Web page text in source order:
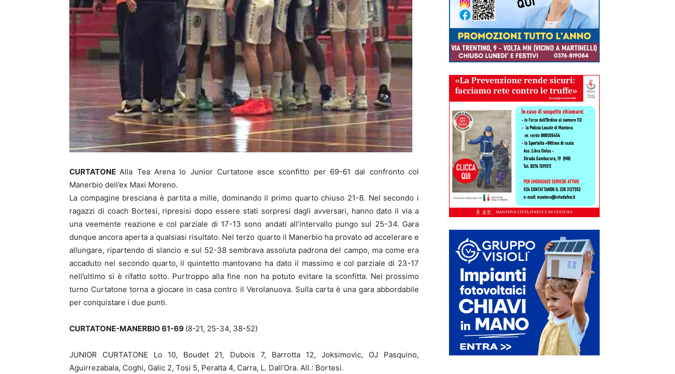
CURTATONEAlla Tea Arena lo Junior Curtatone esce sconfitto per 69-61 dal confronto col
Manerbio dell’ex Maxi Moreno.
La compagine bresciana è partita a mille, dominando il primo quarto chiuso 21-8. Nel secondo i
ragazzi di coach Bortesi, ripresisi dopo essere stati sorpresi dagli avversari, hanno dato il via a
una veemente reazione e col parziale di 17-13 sono andati all’intervallo pungo sul 25-34. Gara
dunque ancora aperta a qualsiasi risultato. Nel terzo quarto il Manerbio ha provato ad accelerare e
allungare, ripartendo di slancio e sul 52-38 sembrava assoluta padrona del campo, ma come era
accaduto nel secondo quarto, il quintetto mantovano ha dato il massimo e col parziale di 23-17
nell’ultimo si è rifatto sotto. Purtroppo alla fine non ha potuto evitare la sconfitta. Nel prossimo
turno Curtatone torna a giocare in casa contro il Verolanuova. Sulla carta è una gara abbordabile
per conquistare i due punti.
CURTATONE-MANERBIO 61-69 (8-21, 25-34, 38-52)
JUNIOR CURTATONE Lo 10, Boudet 21, Dubois 7, Barrotta 12, Joksimovic, OJ Pasquino,
Aguirrezabala, Coghi, Galic 2, Tosi 5, Peralta 4, Carra, L. Dall’Ora. All.: Bortesi.